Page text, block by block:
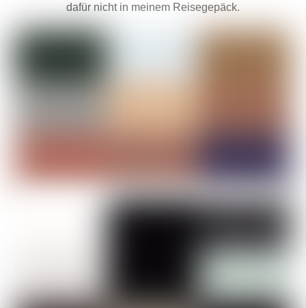
dafür nicht in meinem Reisegepäck.